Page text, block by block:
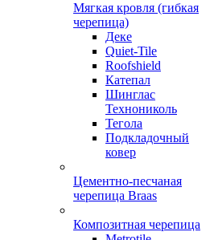
Мягкая кровля (гибкая
черепица)
Деке
Quiet-Tile
Roofshield
Катепал
Шинглас
Технониколь
Тегола
Подкладочный
ковер
Цементно-песчаная
черепица Braas
Композитная черепица